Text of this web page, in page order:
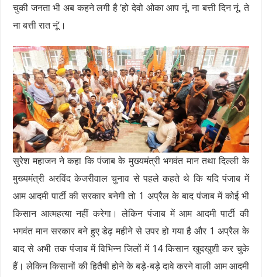
चुकी जनता भी अब कहने लगी है ‘हो देवो ओका आप नूं, ना बत्ती दिन नूं, ते
ना बत्ती रात नूं’।
सुरेश महाजन ने कहा कि पंजाब के मुख्यमंत्री भगवंत मान तथा दिल्ली के
मुख्यमंत्री अरविंद केजरीवाल चुनाव से पहले कहते थे कि यदि पंजाब में
आम आदमी पार्टी की सरकार बनेगी तो 1 अप्रैल के बाद पंजाब में कोई भी
किसान आत्महत्या नहीं करेगा। लेकिन पंजाब में आम आदमी पार्टी की
भगवंत मान सरकार बने हुए डेढ़ महीने से उपर हो गया है और 1 अप्रैल के
बाद से अभी तक पंजाब में विभिन्न जिलों में 14 किसान खुदखुशी कर चुके
हैं। लेकिन किसानों की हितैषी होने के बड़े-बड़े दावे करने वाली आम आदमी